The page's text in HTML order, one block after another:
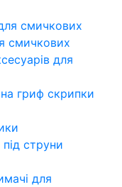
смичкових
смичкових
для
гриф скрипки
струни
для